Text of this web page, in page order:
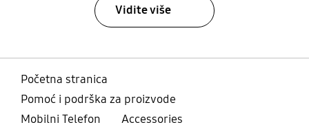
Vidite više
Početna stranica
Pomoć i podrška za proizvode
Mobilni Telefon
Accessories